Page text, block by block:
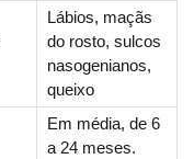
Lábios, maçãs
do rosto, sulcos
nasogenianos,
queixo
Em média, de 6
a 24 meses.